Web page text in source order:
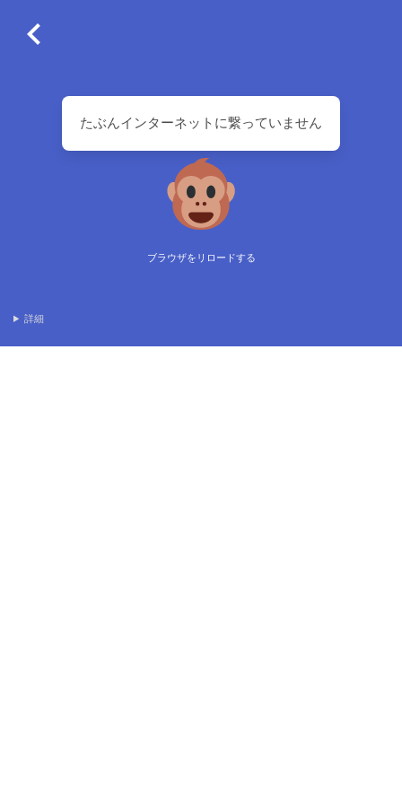
たぶんインターネットに繋っていません
ブラウザをリロードする
詳細